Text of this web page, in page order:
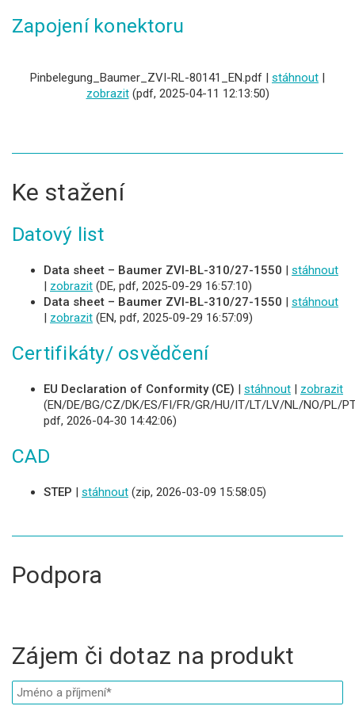
Zapojení konektoru
Pinbelegung_Baumer_ZVI-RL-80141_EN.pdf | stáhnout |
zobrazit(pdf, 2025-04-11 12:13:50)
Ke stažení
Datový list
Data sheet – Baumer ZVI-BL-310/27-1550 | stáhnout
| zobrazit (DE, pdf, 2025-09-29 16:57:10)
Data sheet – Baumer ZVI-BL-310/27-1550 | stáhnout
| zobrazit (EN, pdf, 2025-09-29 16:57:09)
Certifikáty/ osvědčení
EU Declaration of Conformity (CE) | stáhnout | zobrazit
(EN/DE/BG/CZ/DK/ES/FI/FR/GR/HU/IT/LT/LV/NL/NO/PL/
pdf, 2026-04-30 14:42:06)
CAD
STEP | stáhnout (zip, 2026-03-09 15:58:05)
Podpora
Zájem či dotaz na produkt